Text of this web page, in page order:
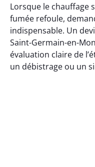
Lorsque le chauffage
fumée refoule,
indispensable. Un
Saint-Germain-en-
évaluation claire de
un débistrage ou un